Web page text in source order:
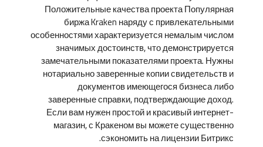
Положительные качества проекта Популярная
биржа Kraken наряду с привлекательными
особенностями характеризуется немалым числом
значимых достоинств, что демонстрируется
замечательными показателями проекта. Нужны
нотариально заверенные копии свидетельств и
документов имеющегося бизнеса либо
заверенные справки, подтверждающие доход.
Если вам нужен простой и красивый интернет-
магазин, с Кракеном вы можете существенно
сэкономить на лицензии Битрикс.